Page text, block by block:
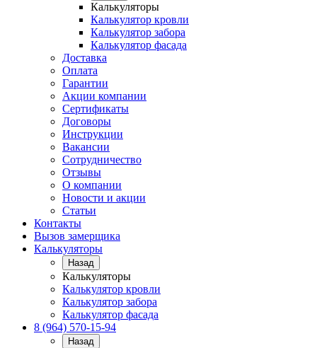
Калькуляторы
Калькулятор кровли
Калькулятор забора
Калькулятор фасада
Доставка
Оплата
Гарантии
Акции компании
Сертификаты
Договоры
Инструкции
Вакансии
Сотрудничество
Отзывы
О компании
Новости и акции
Статьи
Контакты
Вызов замерщика
Калькуляторы
Назад
Калькуляторы
Калькулятор кровли
Калькулятор забора
Калькулятор фасада
8 (964) 570-15-94
Назад